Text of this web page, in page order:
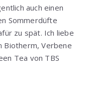
auch einen
Sommerdüfte
zu spät. Ich liebe
Biotherm, Verbene
Tea von TBS